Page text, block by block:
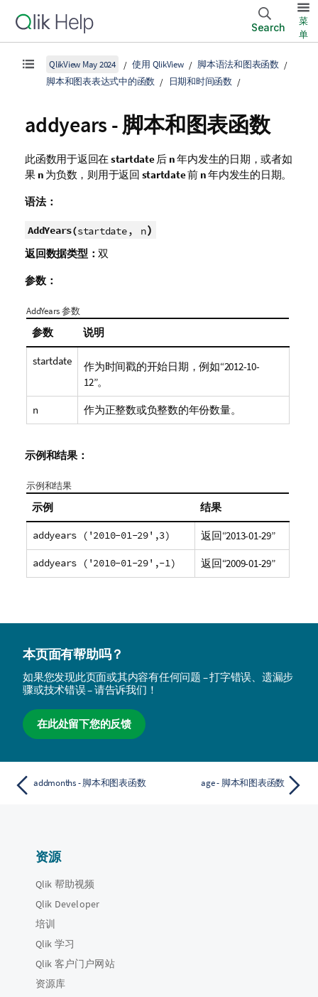
Search
菜
单
QlikView May 2024 使用 QlikView
脚本语法和图表函数
脚本和图表表达式中的函数
日期和时间函数
addyears - 脚本和图表函数
此函数用于返回在 startdate后 n年内发生的日期，或者如
果 n 为负数，则用于返回 startdate前 n年内发生的日期。
语法：
AddYears(startdate, n)
返回数据类型：双
参数：
AddYears 参数
参数 说明
startdate
作为时间戳的开始日期，例如“2012-10-
12”。
n 作为正整数或负整数的年份数量。
示例和结果：
示例和结果
示例 结果
addyears ('2010-01-29',3) 返回“2013-01-29”
addyears ('2010-01-29',-1) 返回“2009-01-29”
本页面有帮助吗？
如果您发现此页面或其内容有任何问题 – 打字错误、遗漏步
骤或技术错误 – 请告诉我们！
在此处留下您的反馈
addmonths - 脚本和图表函数 age - 脚本和图表函数
资源
Qlik 帮助视频
Qlik Developer
培训
Qlik 学习
Qlik 客户门户网站
资源库